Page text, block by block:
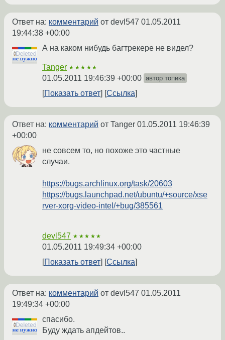
Ответ на: комментарий от devl547 01.05.2011
19:44:38 +00:00
А на каком нибудь багтрекере не видел?
Tanger ★★★★★
01.05.2011 19:46:39 +00:00 автор топика
Показать ответ Ссылка
Ответ на: комментарий от Tanger 01.05.2011 19:46:39
+00:00
не совсем то, но похоже это частные
случаи.
https://bugs.archlinux.org/task/20603
https://bugs.launchpad.net/ubuntu/+source/xse
rver-xorg-video-intel/+bug/385561
devl547 ★★★★★
01.05.2011 19:49:34 +00:00
Показать ответ
Ссылка
Ответ на: комментарий от devl547 01.05.2011
19:49:34 +00:00
спасибо.
Буду ждать апдейтов..